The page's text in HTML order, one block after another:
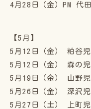
4月28日（金）PM 代
【5月】
5月12日（金） 粕谷
5月12日（金） 森の
5月19日（金） 山野
5月26日（金） 深沢
5月27日（土） 上町